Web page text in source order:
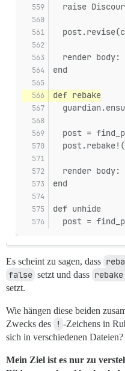
raise
render body:
end
def rebake
post =
render body:
end
def unhide
post =
Es scheint zu sagen, dass
false setzt und dass
setzt.
Wie hängen diese beiden
Zwecks des
! -Zeichens in
sich in verschiedenen Dateien?
Mein Ziel ist es nur zu